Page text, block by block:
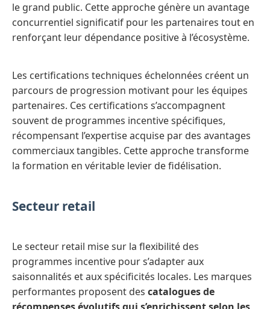
le grand public. Cette approche génère un avantage
concurrentiel significatif pour les partenaires tout en
renforçant leur dépendance positive à l’écosystème.
Les certifications techniques échelonnées créent un
parcours de progression motivant pour les équipes
partenaires. Ces certifications s’accompagnent
souvent de programmes incentive spécifiques,
récompensant l’expertise acquise par des avantages
commerciaux tangibles. Cette approche transforme
la formation en véritable levier de fidélisation.
Secteur retail
Le secteur retail mise sur la flexibilité des
programmes incentive pour s’adapter aux
saisonnalités et aux spécificités locales. Les marques
performantes proposent des catalogues de